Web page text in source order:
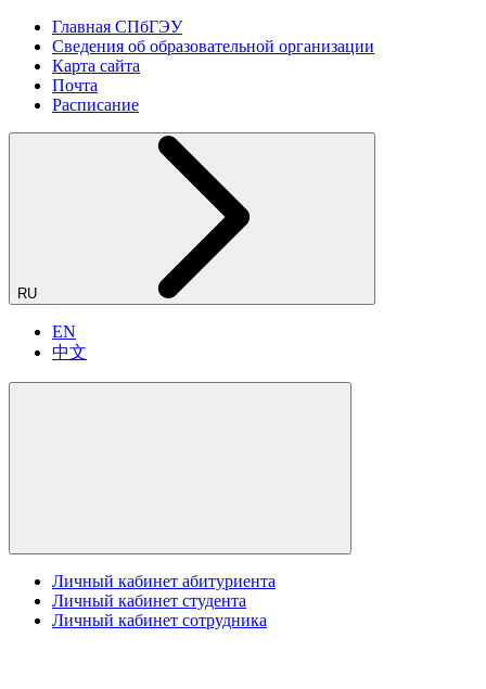
Главная СПбГЭУ
Сведения об образовательной организации
Карта сайта
Почта
Расписание
RU
EN
中文
Личный кабинет абитуриента
Личный кабинет студента
Личный кабинет сотрудника